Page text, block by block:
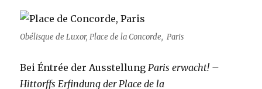
Obélisque de Luxor, Place de la Concorde, Paris
Bei Éntrée der AusstellungParis erwacht! –
Hittorffs Erfindung der Place de la